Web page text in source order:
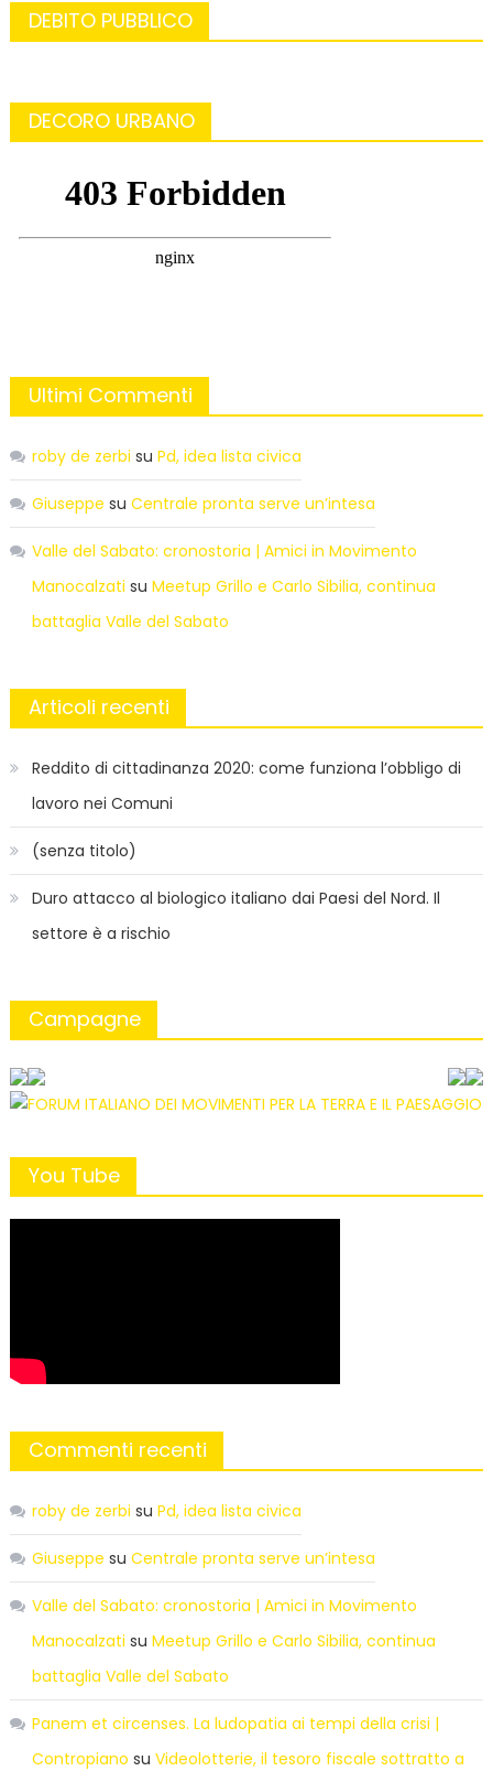
DEBITO PUBBLICO
DECORO URBANO
Ultimi Commenti
roby de zerbi su Pd, idea lista civica
Giuseppe su Centrale pronta serve un’intesa
Valle del Sabato: cronostoria | Amici in Movimento
Manocalzati su Meetup Grillo e Carlo Sibilia, continua
battaglia Valle del Sabato
Articoli recenti
Reddito di cittadinanza 2020: come funziona l’obbligo di
lavoro nei Comuni
(senza titolo)
Duro attacco al biologico italiano dai Paesi del Nord. Il
settore è a rischio
Campagne
You Tube
Commenti recenti
roby de zerbi su Pd, idea lista civica
Giuseppe su Centrale pronta serve un’intesa
Valle del Sabato: cronostoria | Amici in Movimento
Manocalzati su Meetup Grillo e Carlo Sibilia, continua
battaglia Valle del Sabato
Panem et circenses. La ludopatia ai tempi della crisi |
Contropiano su Videolotterie, il tesoro fiscale sottratto a